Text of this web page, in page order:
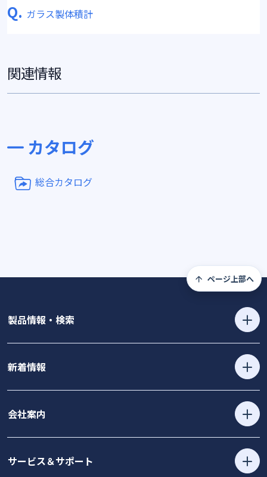
Q. ガラス製体積計
関連情報
カタログ
総合カタログ
ページ上部へ
製品情報・検索
新着情報
会社案内
サービス＆サポート